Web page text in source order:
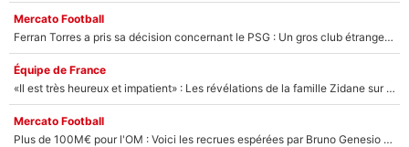
Mercato Football
Ferran Torres a pris sa décision concernant le PSG : Un gros club étranger prêt à relancer le feuilleton pour la signature du champion du monde 2026 !
Équipe de France
«Il est très heureux et impatient» : Les révélations de la famille Zidane sur sa prise de pouvoir en équipe de France !
Mercato Football
Plus de 100M€ pour l'OM : Voici les recrues espérées par Bruno Genesio et Grégory Lorenzi après l’opération dégraissage